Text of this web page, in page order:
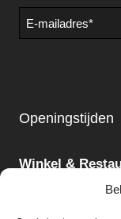
E-
mailadres
Openingstijden
Winkel &
Maandag -